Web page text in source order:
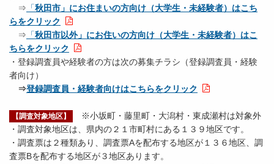
⇒ 「秋田市」にお住まいの方向け（大学生・未経験者）はこち
らをクリック
⇒ 「秋田市以外」にお住いの方向け（大学生・未経験者）はこ
ちらをクリック
・登録調査員や経験者の方は次の募集チラシ（登録調査員・経験
者向け）
⇒登録調査員・経験者向けはこちらをクリック
【調査対象地区】
※小坂町・藤里町・大潟村・東成瀬村は対象外
・調査対象地区は、県内の２１市町村にある１３９地区です。
・調査票は２種類あり、調査票Aを配布する地区が１３６地区、調
査票Bを配布する地区が３地区あります。